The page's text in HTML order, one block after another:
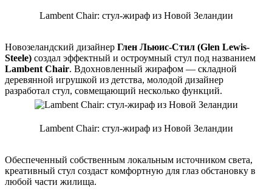
Lambent Chair: стул-жираф из Новой Зеландии
Новозеландский дизайнер Глен Льюис-Стил (Glen Lewis-
Steele) создал эффектный и остроумный стул под названием
Lambent Chair. Вдохновленный жирафом — складной
деревянной игрушкой из детства, молодой дизайнер
разработал стул, совмещающий несколько функций.
Lambent Chair: стул-жираф из Новой Зеландии
Обеспеченный собственным локальным источником света,
креативный стул создаст комфортную для глаз обстановку в
любой части жилища.